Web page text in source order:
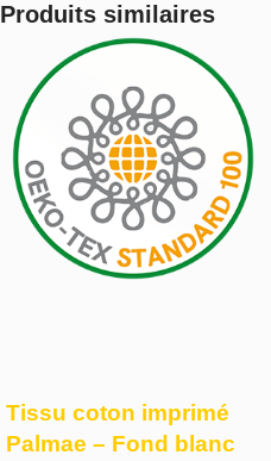
Produits similaires
Tissu coton imprimé
Palmae – Fond blanc